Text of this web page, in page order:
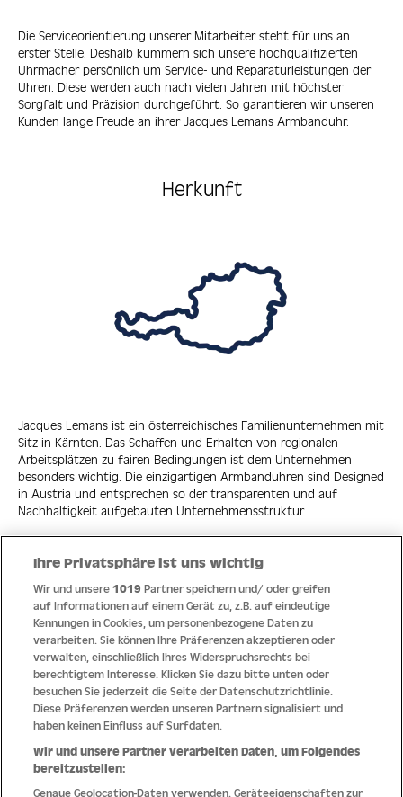
Die Serviceorientierung unserer Mitarbeiter steht für uns an
erster Stelle. Deshalb kümmern sich unsere hochqualifizierten
Uhrmacher persönlich um Service- und Reparaturleistungen der
Uhren. Diese werden auch nach vielen Jahren mit höchster
Sorgfalt und Präzision durchgeführt. So garantieren wir unseren
Kunden lange Freude an ihrer Jacques Lemans Armbanduhr.
Herkunft
Jacques Lemans ist ein österreichisches Familienunternehmen mit
Sitz in Kärnten. Das Schaffen und Erhalten von regionalen
Arbeitsplätzen zu fairen Bedingungen ist dem Unternehmen
besonders wichtig. Die einzigartigen Armbanduhren sind Designed
in Austria und entsprechen so der transparenten und auf
Nachhaltigkeit aufgebauten Unternehmensstruktur.
Quick Links
Hilfe
Unternehmen
Socials
Zahlungsmethoden
Ihre Privatsphäre ist uns wichtig
Wir und unsere1019 Partner speichern und/ oder greifen
auf Informationen auf einem Gerät zu, z.B. auf eindeutige
Kennungen in Cookies, um personenbezogene Daten zu
verarbeiten. Sie können Ihre Präferenzen akzeptieren oder
verwalten, einschließlich Ihres Widerspruchsrechts bei
berechtigtem Interesse. Klicken Sie dazu bitte unten oder
besuchen Sie jederzeit die Seite der Datenschutzrichtlinie.
Diese Präferenzen werden unseren Partnern signalisiert und
haben keinen Einfluss auf Surfdaten.
Wir und unsere Partner verarbeiten Daten, um Folgendes
bereitzustellen:
Genaue Geolocation-Daten verwenden. Geräteeigenschaften zur